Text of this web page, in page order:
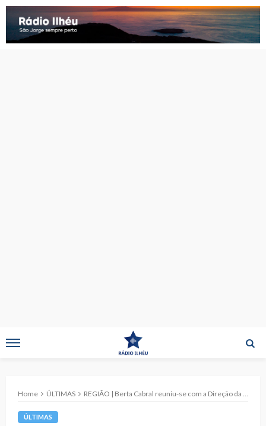
Home ÚLTIMAS REGIÃO | Berta Cabral reuniu-se com a Direção da Associação de Municípios da Região Autónoma dos Açores
ÚLTIMAS